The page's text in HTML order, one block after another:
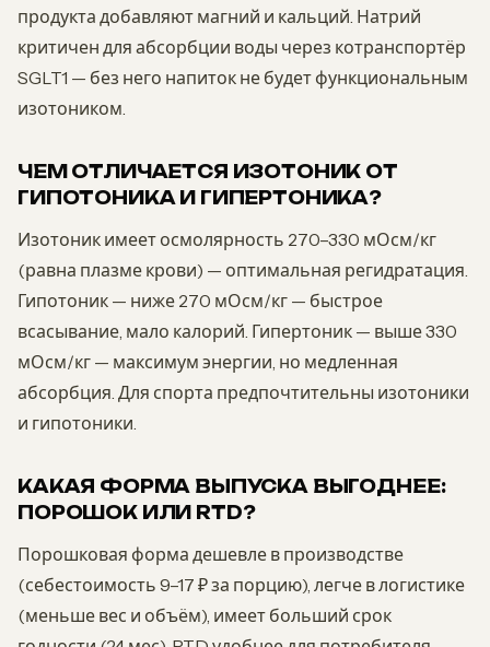
продукта добавляют магний и кальций. Натрий
критичен для абсорбции воды через котранспортёр
SGLT1 — без него напиток не будет функциональным
изотоником.
ЧЕМ ОТЛИЧАЕТСЯ ИЗОТОНИК ОТ
ГИПОТОНИКА И ГИПЕРТОНИКА?
Изотоник имеет осмолярность 270–330 мОсм/кг
(равна плазме крови) — оптимальная регидратация.
Гипотоник — ниже 270 мОсм/кг — быстрое
всасывание, мало калорий. Гипертоник — выше 330
мОсм/кг — максимум энергии, но медленная
абсорбция. Для спорта предпочтительны изотоники
и гипотоники.
КАКАЯ ФОРМА ВЫПУСКА ВЫГОДНЕЕ:
ПОРОШОК ИЛИ RTD?
Порошковая форма дешевле в производстве
(себестоимость 9–17 ₽ за порцию), легче в логистике
(меньше вес и объём), имеет больший срок